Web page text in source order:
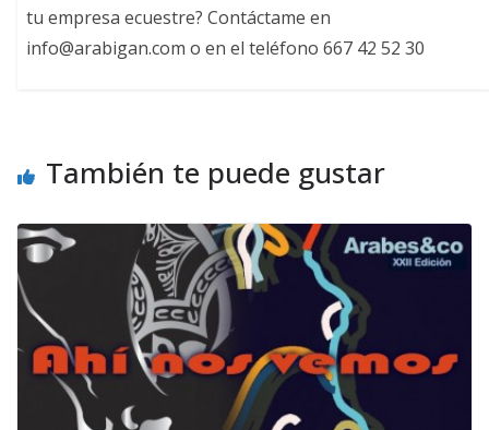
tu empresa ecuestre? Contáctame en
info@arabigan.com o en el teléfono 667 42 52 30
También te puede gustar